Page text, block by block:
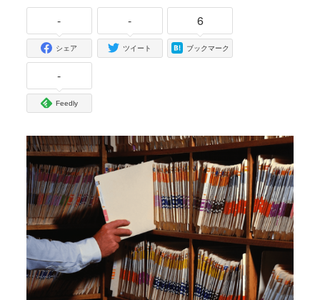
-
シェア
-
ツイート
6
ブックマーク
-
Feedly